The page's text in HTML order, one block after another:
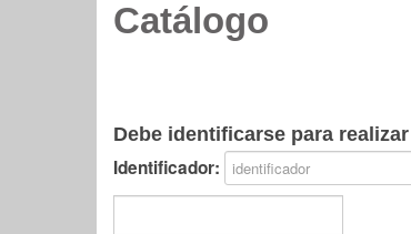
Catálogo
Debe identificarse para
Identificador: